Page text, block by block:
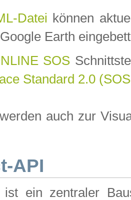
Datei können
Earth
SOS
Standard 2.0
auch zur
API
ist ein zentraler